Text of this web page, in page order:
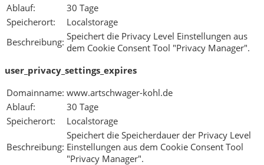
Ablauf:
30 Tage
Speicherort:
Localstorage
Beschreibung: Speichert die Privacy Level Einstellungen aus
dem Cookie Consent Tool "Privacy Manager".
user_privacy_settings_expires
Domainname: www.artschwager-kohl.de
Ablauf:
30 Tage
Speicherort:
Localstorage
Beschreibung:
Speichert die Speicherdauer der Privacy Level
Einstellungen aus dem Cookie Consent Tool
"Privacy Manager".